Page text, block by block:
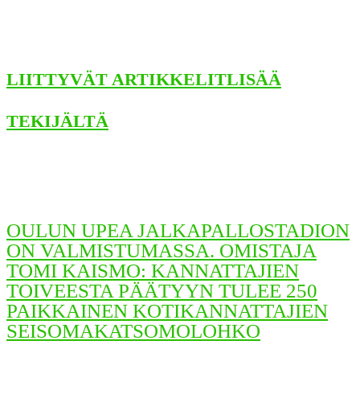
LIITTYVÄT ARTIKKELITLISÄÄ
TEKIJÄLTÄ
OULUN UPEA JALKAPALLOSTADION
ON VALMISTUMASSA. OMISTAJA
TOMI KAISMO: KANNATTAJIEN
TOIVEESTA PÄÄTYYN TULEE 250
PAIKKAINEN KOTIKANNATTAJIEN
SEISOMAKATSOMOLOHKO